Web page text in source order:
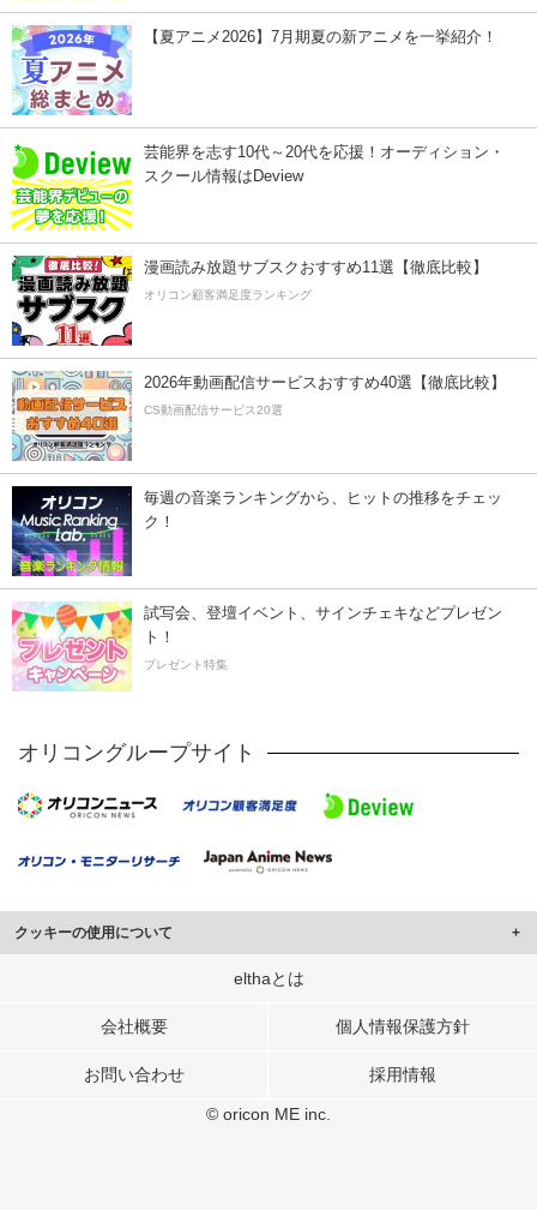
【夏アニメ2026】7月期夏の新アニメを一挙紹介！
芸能界を志す10代～20代を応援！オーディション・
スクール情報はDeview
漫画読み放題サブスクおすすめ11選【徹底比較】
オリコン顧客満足度ランキング
2026年動画配信サービスおすすめ40選【徹底比較】
CS動画配信サービス20選
毎週の音楽ランキングから、ヒットの推移をチェッ
ク！
試写会、登壇イベント、サインチェキなどプレゼン
ト！
プレゼント特集
オリコングループサイト
クッキーの使用について
このサイトでは Cookie を使用して、ユーザーに合わせたコンテンツや広告の
行っています。
メディアや広告配信、データ解析の各パートナーに提供しています。
elthaとは
会社概要 個人情報保護方針
お問い合わせ 採用情報
© oricon ME inc.